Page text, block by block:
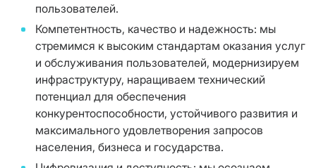
пользователей.
Компетентность, качество и надежность: мы
стремимся к высоким стандартам оказания услуг
и обслуживания пользователей, модернизируем
инфраструктуру, наращиваем технический
потенциал для обеспечения
конкурентоспособности, устойчивого развития и
максимального удовлетворения запросов
населения, бизнеса и государства.